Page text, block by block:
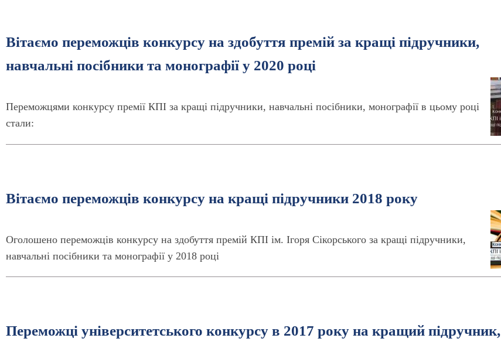
Вітаємо переможців конкурсу на здобуття премій за кращі підручники,
навчальні посібники та монографії у 2020 році
Переможцями конкурсу премії КПІ за кращі підручники, навчальні посібники, монографії в цьому році
стали:
Вітаємо переможців конкурсу на кращі підручники 2018 року
Оголошено переможців конкурсу на здобуття премій КПІ ім. Ігоря Сікорського за кращі підручники,
навчальні посібники та монографії у 2018 році
Переможці університетського конкурсу в 2017 року на кращий підручник,